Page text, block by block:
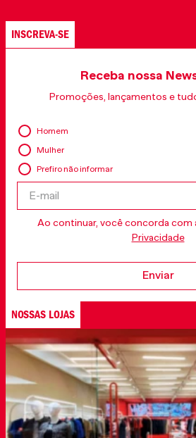
INSCREVA-SE
Receba nossa
Promoções, lançamentos e
Homem
Mulher
Prefiro não informar
Ao continuar, você concorda com
Privacidade
Enviar
NOSSAS LOJAS